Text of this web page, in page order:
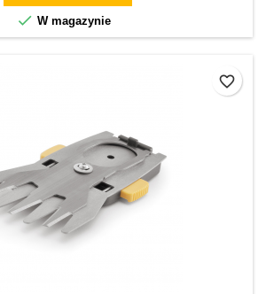
 W magazynie
favorite_border